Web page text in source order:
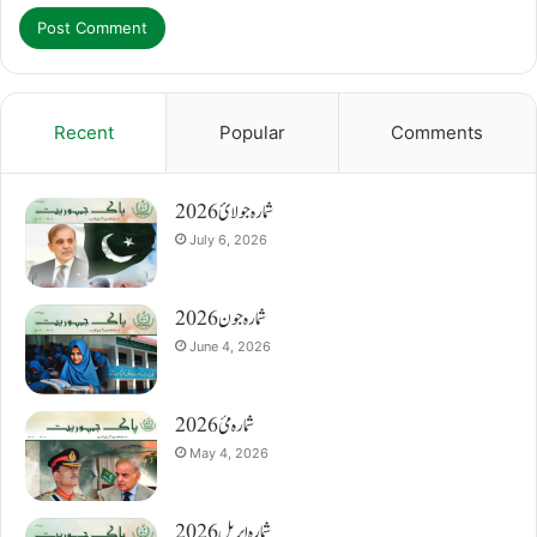
Recent Popular Comments
شمارہ جولائ 2026
July 6, 2026
شمارہ جون 2026
June 4, 2026
شمارہ مئ 2026
May 4, 2026